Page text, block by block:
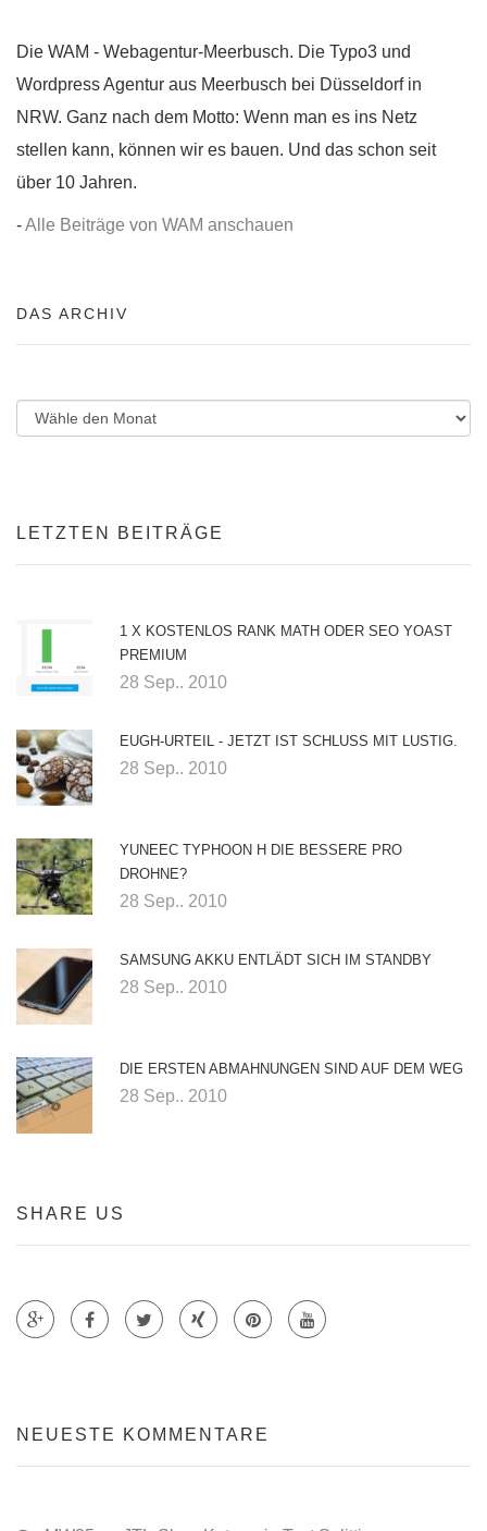
Die WAM - Webagentur-Meerbusch. Die Typo3 und
Wordpress Agentur aus Meerbusch bei Düsseldorf in
NRW. Ganz nach dem Motto: Wenn man es ins Netz
stellen kann, können wir es bauen. Und das schon seit
über 10 Jahren.
-Alle Beiträge von WAM anschauen
DAS ARCHIV
LETZTEN BEITRÄGE
1 X KOSTENLOS RANK MATH ODER SEO YOAST
PREMIUM
28 Sep.. 2010
EUGH-URTEIL - JETZT IST SCHLUSS MIT LUSTIG.
28 Sep.. 2010
YUNEEC TYPHOON H DIE BESSERE PRO
DROHNE?
28 Sep.. 2010
SAMSUNG AKKU ENTLÄDT SICH IM STANDBY
28 Sep.. 2010
DIE ERSTEN ABMAHNUNGEN SIND AUF DEM WEG
28 Sep.. 2010
SHARE US
Teile auf Google +
Teile auf Faecebook
Teile auf Twitter
Teile auf Xing
Teile auf Pinterest
NEUESTE KOMMENTARE